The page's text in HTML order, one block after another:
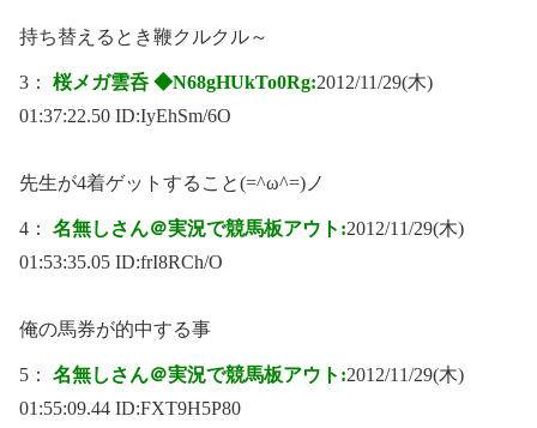
持ち替えるとき鞭クルクル～
3： 桜メガ雲呑 ◆N68gHUkTo0Rg:2012/11/29(木)
01:37:22.50 ID:IyEhSm/6O
先生が4着ゲットすること(=^ω^=)ノ
4： 名無しさん＠実況で競馬板アウト:2012/11/29(木)
01:53:35.05 ID:frI8RCh/O
俺の馬券が的中する事
5： 名無しさん＠実況で競馬板アウト:2012/11/29(木)
01:55:09.44 ID:FXT9H5P80